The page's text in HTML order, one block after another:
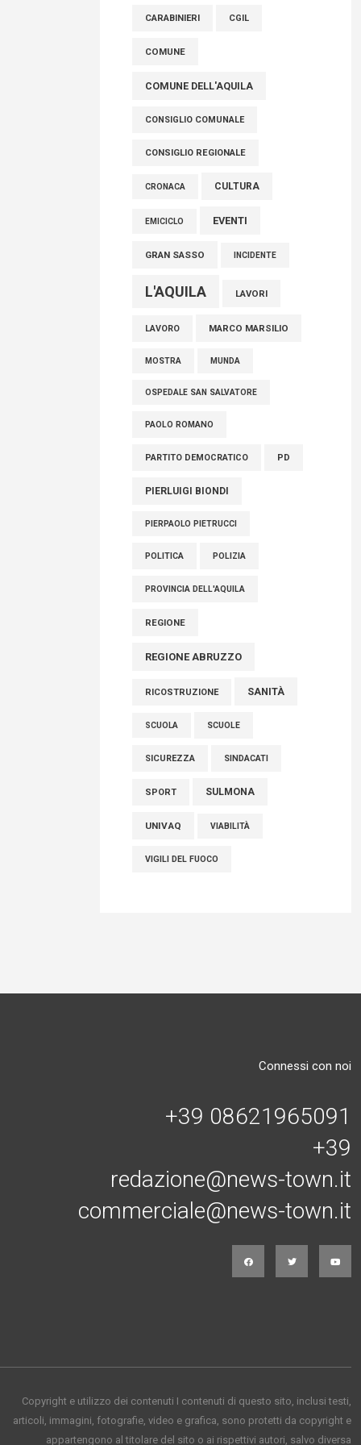
tra cui molti abruzzesi"
06 Agosto 2026
CARABINIERI CGIL
COMUNE
COMUNE DELL'AQUILA
CONSIGLIO COMUNALE
CONSIGLIO REGIONALE
CRONACA CULTURA
EMICICLO EVENTI
GRAN SASSO INCIDENTE
L'AQUILA LAVORI
LAVORO MARCO MARSILIO
MOSTRA MUNDA
OSPEDALE SAN SALVATORE
PAOLO ROMANO
PARTITO DEMOCRATICO PD
PIERLUIGI BIONDI
PIERPAOLO PIETRUCCI
POLITICA POLIZIA
PROVINCIA DELL'AQUILA
REGIONE
REGIONE ABRUZZO
RICOSTRUZIONE SANITÀ
SCUOLA SCUOLE
SICUREZZA SINDACATI
SPORT SULMONA
UNIVAQ VIABILITÀ
VIGILI DEL FUOCO
Connessi con noi
+39 08621965091
+39
redazione@news-town.it
commerciale@news-town.it
Copyright e utilizzo dei contenuti I contenuti di questo sito, inclusi testi,
articoli, immagini, fotografie, video e grafica, sono protetti da copyright e
appartengono al titolare del sito o ai rispettivi autori, salvo diversa